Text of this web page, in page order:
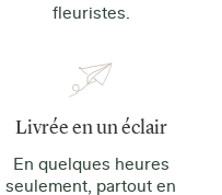
fleuristes.
Livrée en un éclair
En quelques heures
seulement, partout en